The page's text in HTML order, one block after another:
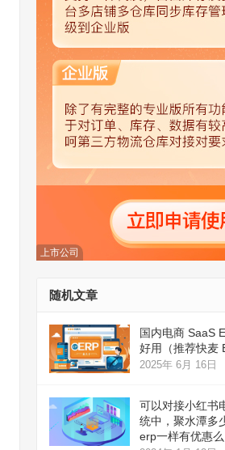
上市公司
随机文章
国内电商 SaaS
好用（推荐快麦
2025年 6月 16日
可以对接小红书
统中，聚水潭多
erp一样有优惠么